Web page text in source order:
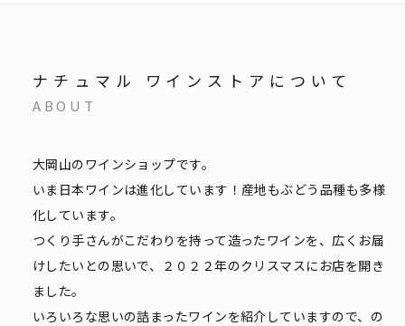
ナチュマル ワインストアについて
ABOUT
大岡山のワインショップです。
いま日本ワインは進化しています！産地もぶどう品種も多様
化しています。
つくり手さんがこだわりを持って造ったワインを、広くお届
けしたいとの思いで、２０２２年のクリスマスにお店を開き
ました。
いろいろな思いの詰まったワインを紹介していますので、の